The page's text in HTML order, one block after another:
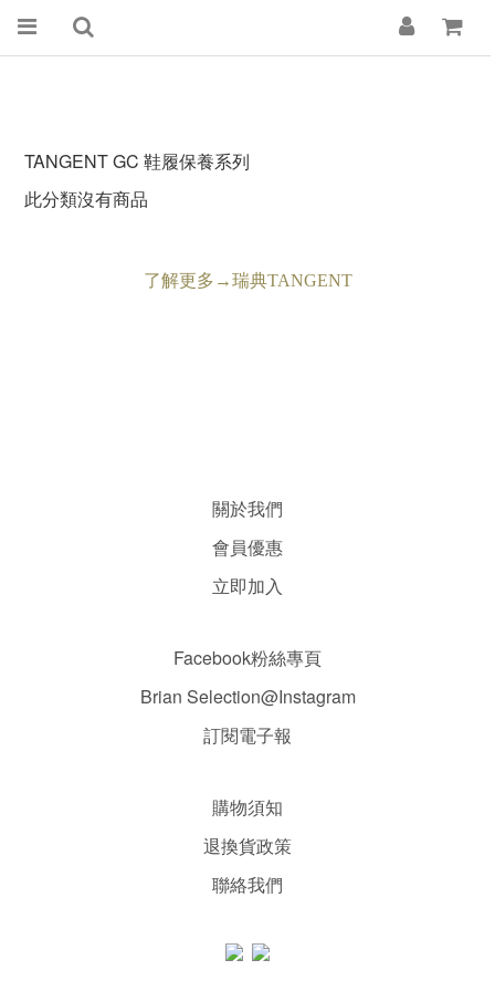
TANGENT GC 鞋履保養系列
此分類沒有商品
了解更多→瑞典TANGENT
關於我們
會員優惠
立即加入
Facebook粉絲專頁
Brian Selection@Instagram
訂閱電子報
購物須知
退換貨政策
聯絡我們